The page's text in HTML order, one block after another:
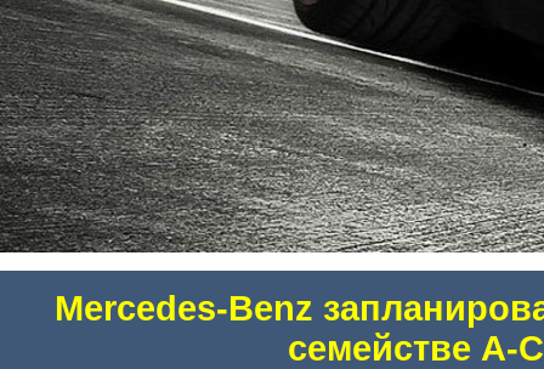
Mercedes-Benz
семействе A-